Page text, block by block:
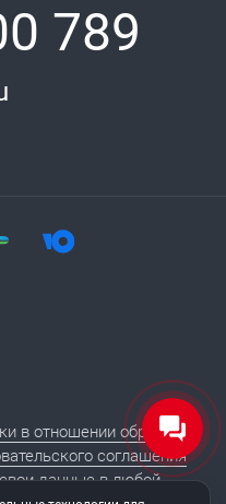
789
в отношении обработки
соглашения
данные в любой